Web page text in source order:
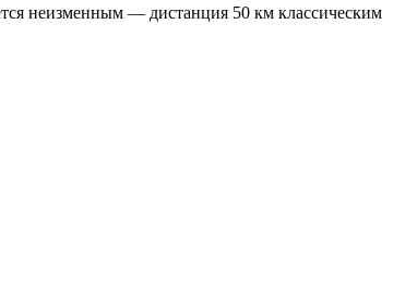
неизменным — дистанция 50 км классическим